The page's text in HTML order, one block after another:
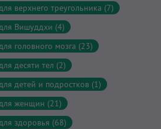
верхнего треугольника (7)
Вишуддхи (4)
головного мозга (23)
десяти тел (2)
детей и подростков (1)
женщин (21)
здоровья (68)